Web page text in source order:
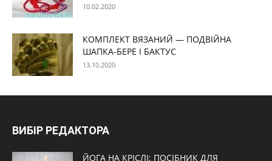
10.02.2020
КОМПЛЕКТ ВЯЗАНИЙ — ПОДВІЙНА
ШАПКА-БЕРЕ І БАКТУС
13.10.2020
ВИБІР РЕДАКТОРА
ЙОГА НА КРІСЛІ: ПОСІБНИК ДЛЯ